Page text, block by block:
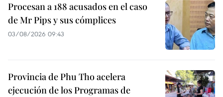
Procesan a 188 acusados en el caso
de Mr Pips y sus cómplices
03/08/2026 09:43
Provincia de Phu Tho acelera
ejecución de los Programas de